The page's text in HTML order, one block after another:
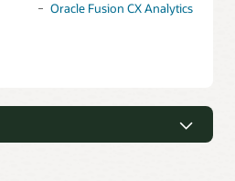
Oracle Fusion CX Analytics